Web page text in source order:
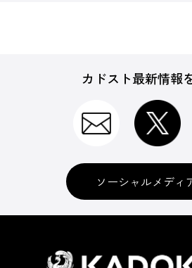
カドスト最新情報
ソーシャルメディ